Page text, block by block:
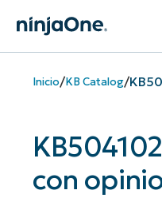
Inicio/KB Catalog/
con